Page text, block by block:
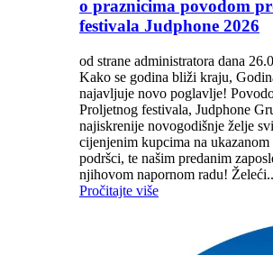
o praznicima povodom
festivala Judphone 2026
od strane administratora dana
Kako se godina bliži kraju,
najavljuje novo poglavlje!
Proljetnog festivala, Judphone
najiskrenije novogodišnje želje
cijenjenim kupcima na
podršci, te našim predanim
njihovom napornom radu!
Pročitajte više